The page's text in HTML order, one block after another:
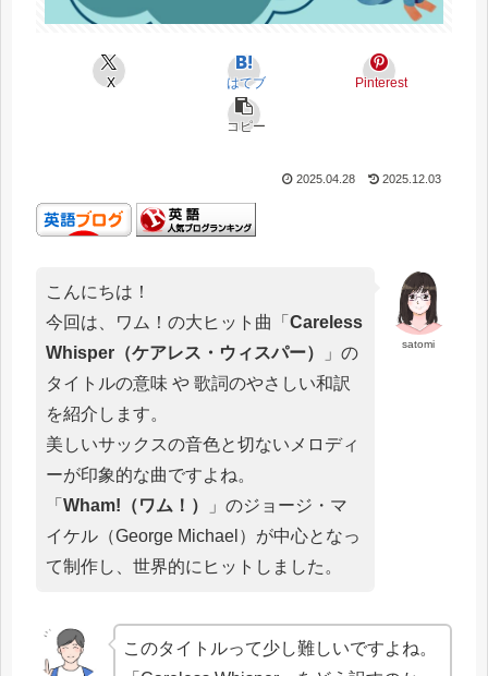
X はてブ Pinterest
コピー
2025.04.28 2025.12.03
satomi
こんにちは！
今回は、ワム！の大ヒット曲「 Careless
Whisper（ケアレス・ウィスパー）
」の
タイトルの意味 や 歌詞のやさしい和訳
を紹介します。
美しいサックスの音色と切ないメロディ
ーが印象的な曲ですよね。
「 Wham!（ワム！）
」のジョージ・マ
イケル（George Michael）が中心となっ
て制作し、世界的にヒットしました。
このタイトルって少し難しいですよね。